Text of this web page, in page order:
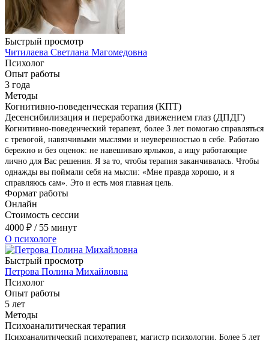
Быстрый просмотр
Читилаева Светлана Магомедовна
Психолог
Опыт работы
3 года
Методы
Когнитивно-поведенческая терапия (КПТ)
Десенсибилизация и переработка движением глаз (ДПДГ)
Когнитивно-поведенческий терапевт, более 3 лет помогаю справляться
с тревогой, навязчивыми мыслями и неуверенностью в себе. Работаю
бережно и без оценок: не навешиваю ярлыков, а ищу работающие
лично для Вас решения. Я за то, чтобы терапия заканчивалась. Чтобы
однажды вы поймали себя на мысли: «Мне правда хорошо, и я
справляюсь сам». Это и есть моя главная цель.
Формат работы
Онлайн
Стоимость сессии
4000 ₽ / 55 минут
О психологе
Быстрый просмотр
Петрова Полина Михайловна
Психолог
Опыт работы
5 лет
Методы
Психоаналитическая терапия
Психоаналитический психотерапевт, магистр психологии. Более 5 лет